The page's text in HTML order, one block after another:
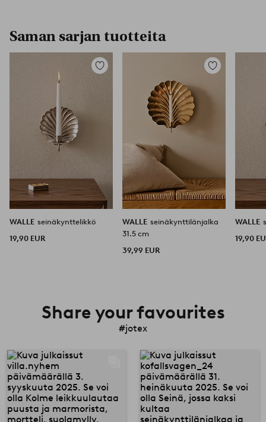
Saman sarjan tuotteita
Lisää
suosikkeihin
WALLE seinäkynttelikkö
19,90 EUR
Lisää
WALLE seinäkynttilänjalka
31.5 cm
39,99 EUR
WALLE
19,90
Share your favourites
#jotex